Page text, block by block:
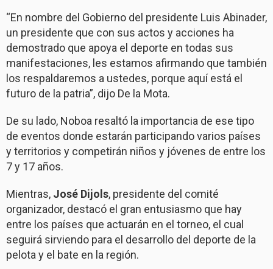
“En nombre del Gobierno del presidente Luis Abinader,
un presidente que con sus actos y acciones ha
demostrado que apoya el deporte en todas sus
manifestaciones, les estamos afirmando que también
los respaldaremos a ustedes, porque aquí está el
futuro de la patria”, dijo De la Mota.
De su lado, Noboa resaltó la importancia de ese tipo
de eventos donde estarán participando varios países
y territorios y competirán niños y jóvenes de entre los
7 y 17 años.
Mientras, José Dijols, presidente del comité
organizador, destacó el gran entusiasmo que hay
entre los países que actuarán en el torneo, el cual
seguirá sirviendo para el desarrollo del deporte de la
pelota y el bate en la región.